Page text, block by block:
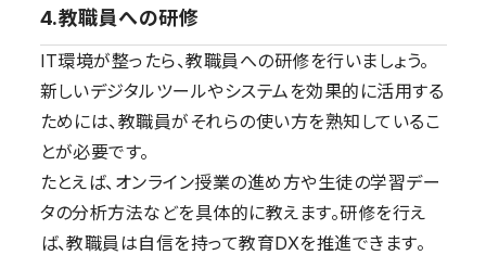
4.教職員への研修
IT環境が整ったら、教職員への研修を行いましょう。
新しいデジタルツールやシステムを効果的に活用する
ためには、教職員がそれらの使い方を熟知しているこ
とが必要です。
たとえば、オンライン授業の進め方や生徒の学習デー
タの分析方法などを具体的に教えます。研修を行え
ば、教職員は自信を持って教育DXを推進できます。